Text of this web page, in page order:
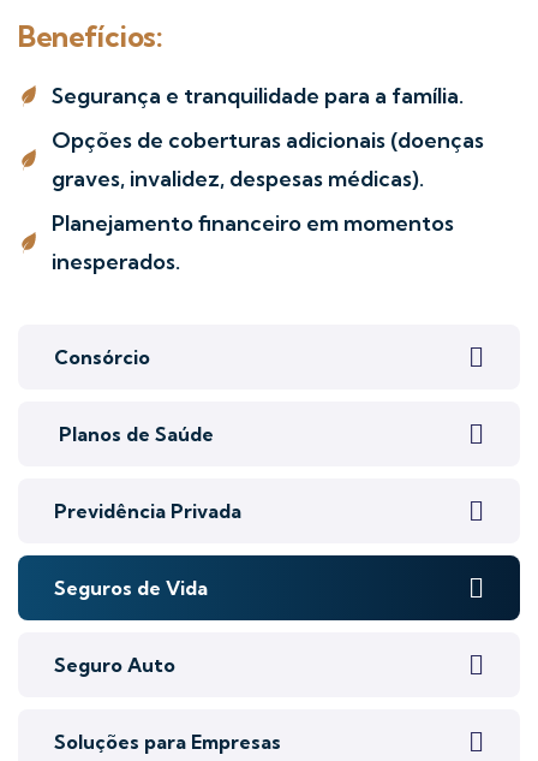
Consórcio
Planos de Saúde
Previdência Privada
Seguros de Vida
Seguro Auto
Soluções para Empresas
Benefícios:
Segurança e tranquilidade para a família.
Opções de coberturas adicionais (doenças
graves, invalidez, despesas médicas).
Planejamento financeiro em momentos
inesperados.